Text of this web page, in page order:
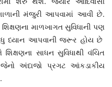
શાળાની મંજુરી આપવામાં આવી છે.
માળખાગત સુવિધાની પણ
ધ્યાન આપવાની જરૂર હોય છે
સાધન સુવિધાથી વંચિત
અંદાજો પ્રગટ આંકડાકીય